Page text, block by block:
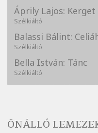
Áprily Lajos: Kerget
Szélkiáltó
Balassi Bálint:
Szélkiáltó
Bella István: Tánc
Szélkiáltó
Bertók László: A
Szélkiáltó
ÖNÁLLÓ